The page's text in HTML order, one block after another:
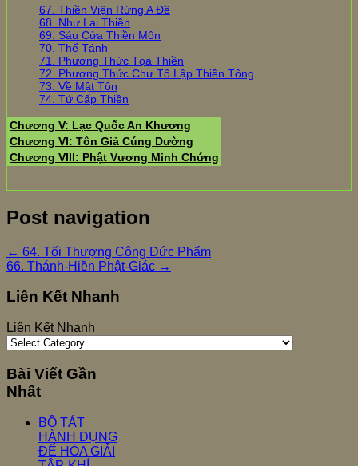
67. Thiền Viện Rừng A Đề
68. Như Lai Thiền
69. Sáu Cửa Thiền Môn
70. Thể Tánh
71. Phương Thức Tọa Thiền
72. Phương Thức Chư Tổ Lập Thiền Tông
73. Về Mật Tôn
74. Tứ Cấp Thiền
Chương V: Lạc Quốc An Khương
Chương VI: Tôn Giả Cúng Dường
Chương VIII: Phật Vương Minh Chứng
Post navigation
← 64. Tối Thượng Công Đức Phẩm
66. Thánh-Hiền Phật-Giác →
Liên Kết Nhanh
Liên Kết Nhanh
Bài Viết Gần
Nhất
BỒ TÁT
HÀNH DỤNG
ĐỂ HÓA GIẢI